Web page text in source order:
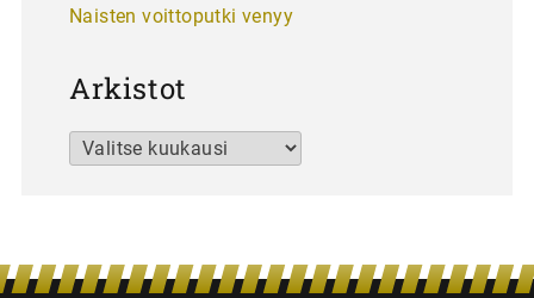
Naisten voittoputki venyy
Arkistot
Arkistot